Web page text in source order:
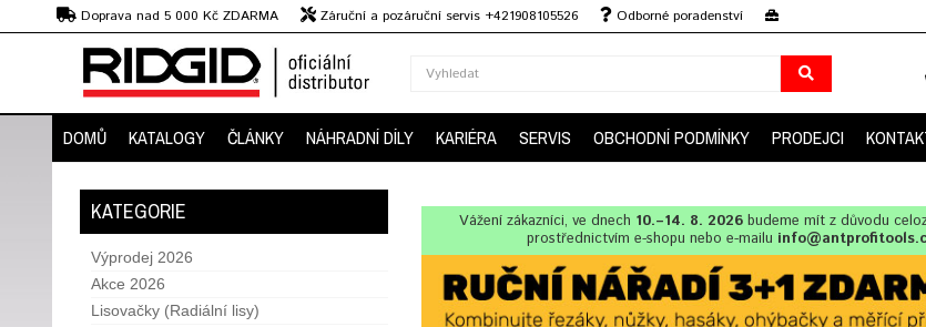
Doprava nad 5 000 Kč ZDARMA Záruční a pozáruční servis +421908105526
Odborné poradenství
Předvedení strojů
DOMŮ KATALOGY ČLÁNKY NÁHRADNÍ DÍLY KARIÉRA SERVIS OBCHODNÍ PODMÍNKY PRODEJCI
KATEGORIE
Výprodej 2026
Akce 2026
Lisovačky (Radiální lisy)
Vážení zákazníci, ve dnech 10.–14. 8. 2026 budeme mít z důvodu
prostřednictvím e-shopu nebo e-mailu